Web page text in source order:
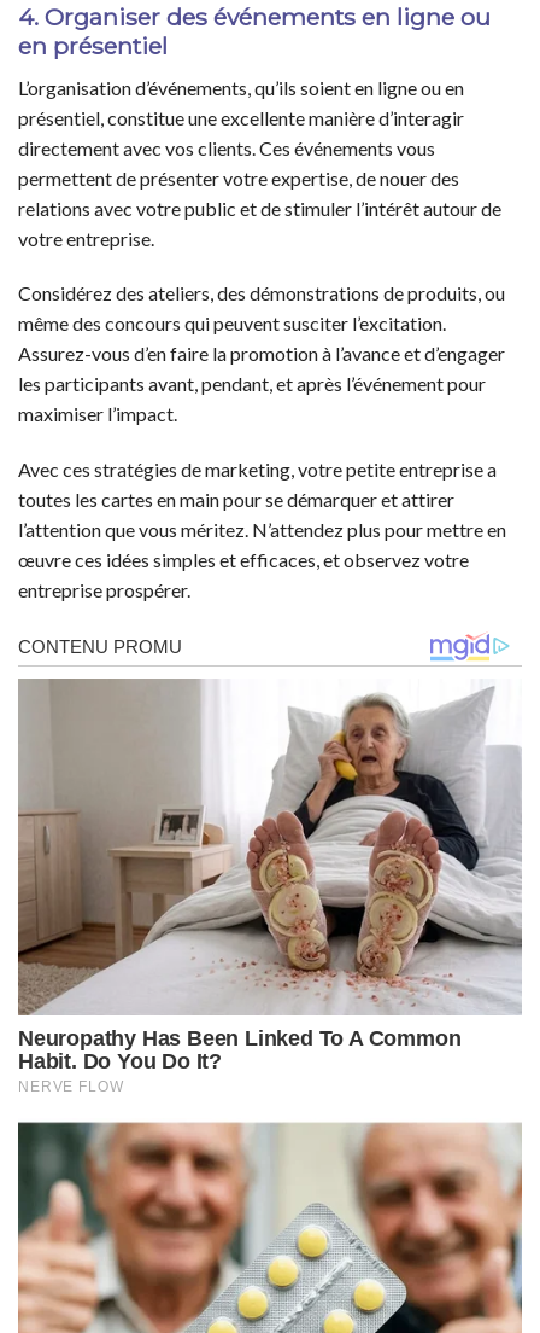
4. Organiser des événements en ligne ou
en présentiel
L’organisation d’événements, qu’ils soient en ligne ou en
présentiel, constitue une excellente manière d’interagir
directement avec vos clients. Ces événements vous
permettent de présenter votre expertise, de nouer des
relations avec votre public et de stimuler l’intérêt autour de
votre entreprise.
Considérez des ateliers, des démonstrations de produits, ou
même des concours qui peuvent susciter l’excitation.
Assurez-vous d’en faire la promotion à l’avance et d’engager
les participants avant, pendant, et après l’événement pour
maximiser l’impact.
Avec ces stratégies de marketing, votre petite entreprise a
toutes les cartes en main pour se démarquer et attirer
l’attention que vous méritez. N’attendez plus pour mettre en
œuvre ces idées simples et efficaces, et observez votre
entreprise prospérer.